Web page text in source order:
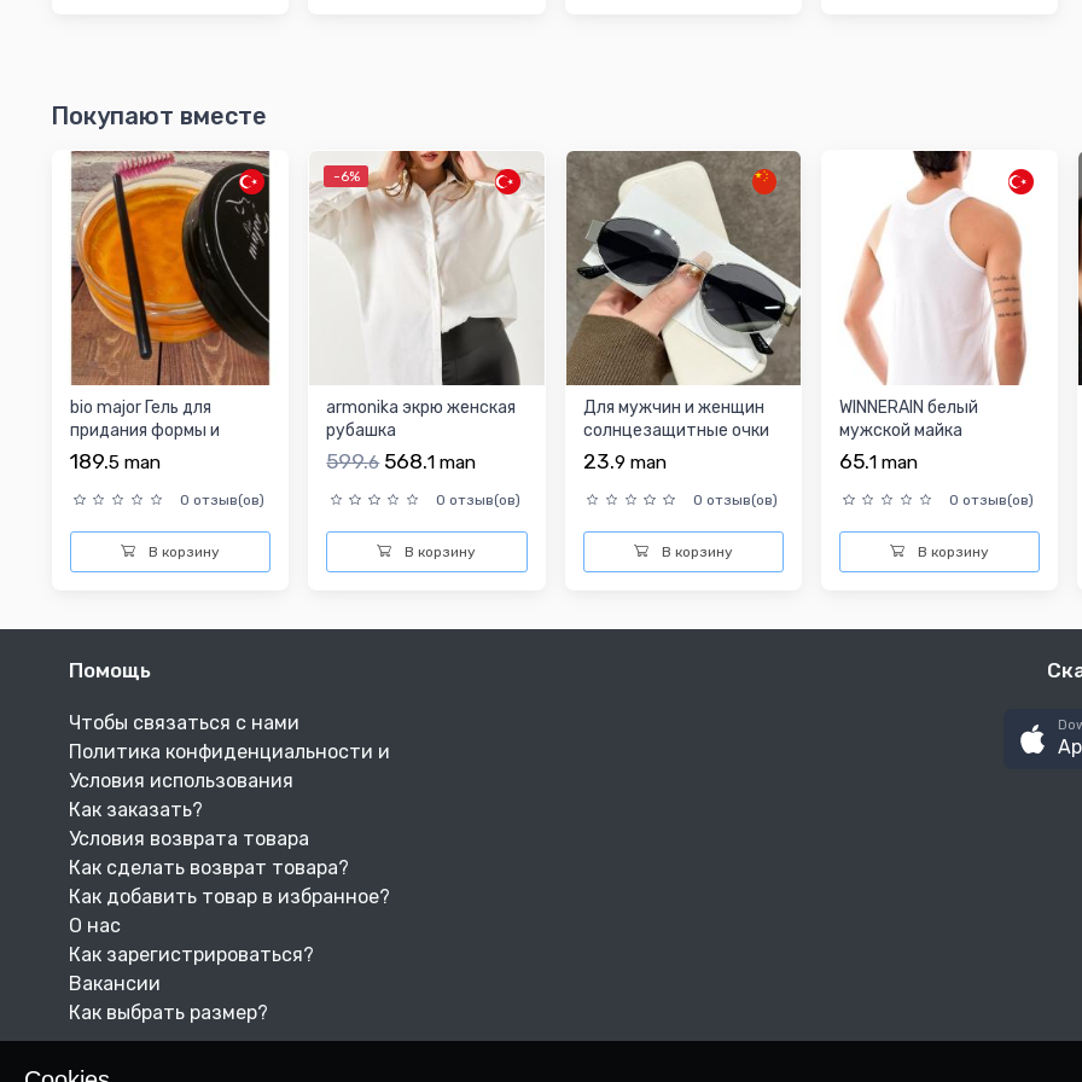
Покупают вместе
bio major Гель для
придания формы и
фиксации бровей 50 мл
189.5 man
0 отзыв(ов)
В корзину
-6%
armonika экрю женская
рубашка
599.6 568.1 man
0 отзыв(ов)
В корзину
Для мужчин и женщин
солнцезащитные очки
23.9 man
0 отзыв(ов)
В корзину
WINNERAIN белый
мужской майка
65.1 man
0 отзыв(ов)
В корзину
Помощь
Чтобы связаться с нами
Политика конфиденциальности и
Условия использования
Как заказать?
Условия возврата товара
Как сделать возврат товара?
Как добавить товар в избранное?
О нас
Как зарегистрироваться?
Вакансии
Как выбрать размер?